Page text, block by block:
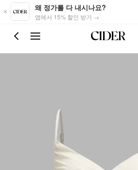
Skip to main content
왜 정가를 다 내시나요?
앱에서 15% 할인 받기 →